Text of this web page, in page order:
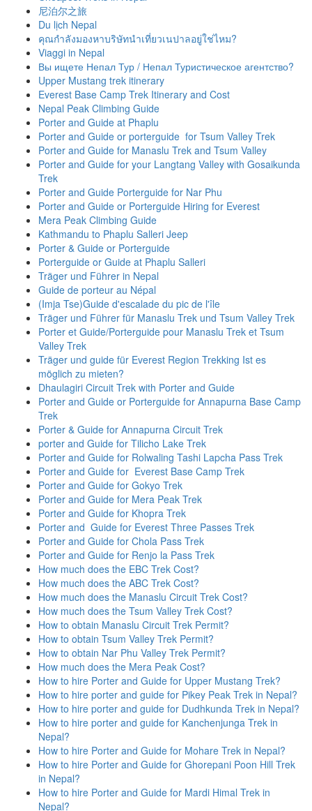
尼泊尔之旅
Du lịch Nepal
คุณกำลังมองหาบริษัทนำเที่ยวเนปาลอยู่ใช่ไหม?
Viaggi in Nepal
Вы ищете Непал Тур / Непал Туристическое агентство?
Upper Mustang trek itinerary
Everest Base Camp Trek Itinerary and Cost
Nepal Peak Climbing Guide
Porter and Guide at Phaplu
Porter and Guide or porterguide for Tsum Valley Trek
Porter and Guide for Manaslu Trek and Tsum Valley
Porter and Guide for your Langtang Valley with Gosaikunda
Trek
Porter and Guide Porterguide for Nar Phu
Porter and Guide or Porterguide Hiring for Everest
Mera Peak Climbing Guide
Kathmandu to Phaplu Salleri Jeep
Porter & Guide or Porterguide
Porterguide or Guide at Phaplu Salleri
Träger und Führer in Nepal
Guide de porteur au Népal
(Imja Tse)Guide d'escalade du pic de l'île
Träger und Führer für Manaslu Trek und Tsum Valley Trek
Porter et Guide/Porterguide pour Manaslu Trek et Tsum
Valley Trek
Träger und guide für Everest Region Trekking Ist es
möglich zu mieten?
Dhaulagiri Circuit Trek with Porter and Guide
Porter and Guide or Porterguide for Annapurna Base Camp
Trek
Porter & Guide for Annapurna Circuit Trek
porter and Guide for Tilicho Lake Trek
Porter and Guide for Rolwaling Tashi Lapcha Pass Trek
Porter and Guide for Everest Base Camp Trek
Porter and Guide for Gokyo Trek
Porter and Guide for Mera Peak Trek
Porter and Guide for Khopra Trek
Porter and Guide for Everest Three Passes Trek
Porter and Guide for Chola Pass Trek
Porter and Guide for Renjo la Pass Trek
How much does the EBC Trek Cost?
How much does the ABC Trek Cost?
How much does the Manaslu Circuit Trek Cost?
How much does the Tsum Valley Trek Cost?
How to obtain Manaslu Circuit Trek Permit?
How to obtain Tsum Valley Trek Permit?
How to obtain Nar Phu Valley Trek Permit?
How much does the Mera Peak Cost?
How to hire Porter and Guide for Upper Mustang Trek?
How to hire porter and guide for Pikey Peak Trek in Nepal?
How to hire porter and guide for Dudhkunda Trek in Nepal?
How to hire porter and guide for Kanchenjunga Trek in
Nepal?
How to hire Porter and Guide for Mohare Trek in Nepal?
How to hire Porter and Guide for Ghorepani Poon Hill Trek
in Nepal?
How to hire Porter and Guide for Mardi Himal Trek in
Nepal?